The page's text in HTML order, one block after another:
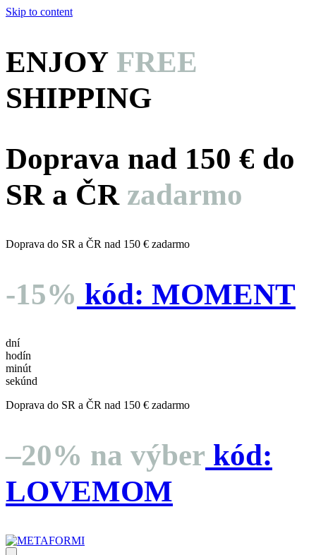
Skip to content
ENJOY FREE
SHIPPING
Doprava nad 150 € do
SR a ČR zadarmo
Doprava do SR a ČR nad 150 € zadarmo
-15% kód: MOMENT
dní
hodín
minút
sekúnd
Doprava do SR a ČR nad 150 € zadarmo
–20% na výber kód:
LOVEMOM